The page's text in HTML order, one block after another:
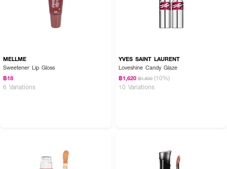
ใช้สำหรับทาริมฝีปาก
MELLME
Sweetener Lip Gloss
฿18
6 Variations
YVES SAINT LAURENT
Loveshine Candy Glaze
฿1,620 ฿1,800 (10%)
10 Variations